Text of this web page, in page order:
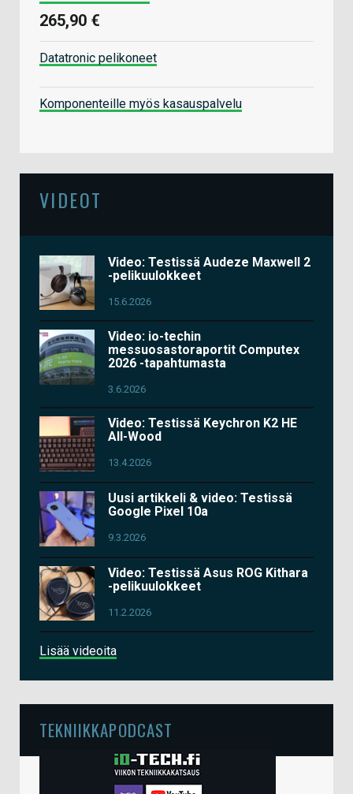
265,90 €
Datatronic pelikoneet
Komponenteille myös kasauspalvelu
VIDEOT
Video: Testissä Audeze Maxwell 2
-pelikuulokkeet
15.6.2026
Video: io-techin
messuosastoraportit Computex
2026 -tapahtumasta
3.6.2026
Video: Testissä Keychron K2 HE
All-Wood
13.4.2026
Uusi artikkeli & video: Testissä
Google Pixel 10a
9.3.2026
Video: Testissä Asus ROG Kithara
-pelikuulokkeet
11.2.2026
Lisää videoita
TEKNIIKKAPODCAST